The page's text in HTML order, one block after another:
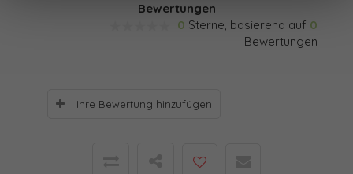
Bewertungen
0 Sterne, basierend auf 0
Bewertungen
Ihre Bewertung hinzufügen